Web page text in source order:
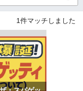
1件マッチしました